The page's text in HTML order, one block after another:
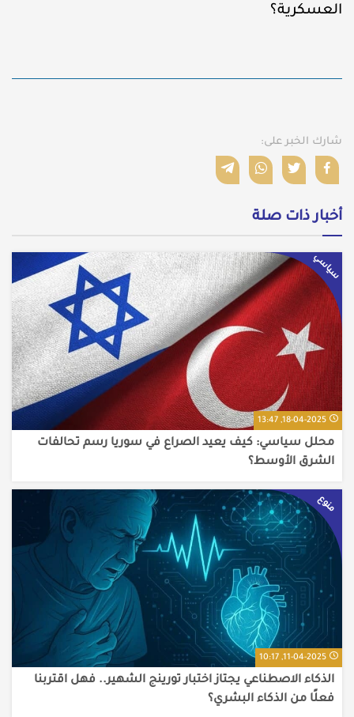
العسكرية؟
شارك الخبر على:
أخبار ذات صلة
سياسي
18-04-2025, 13:47
محلل سياسي: كيف يعيد الصراع في سوريا رسم تحالفات
الشرق الأوسط؟
منوع
11-04-2025, 10:17
الذكاء الاصطناعي يجتاز اختبار تورينج الشهير.. فهل اقتربنا
فعلًا من الذكاء البشري؟